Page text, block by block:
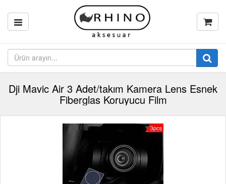
Dji Mavic Air 3 Adet/takım Kamera Lens Esnek
Fiberglas Koruyucu Film